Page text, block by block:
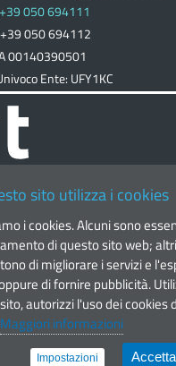
+39 050 694111
050 694112
00140390501
Ente: UFY1KC
Uffici
Utili Territorio
sito utilizza i cookies
i cookies. Alcuni sono
di questo sito web;
di migliorare i servizi e
di fornire pubblicità.
autorizzi l'uso dei cookies
Maggiori informazioni
Impostazioni Accetta